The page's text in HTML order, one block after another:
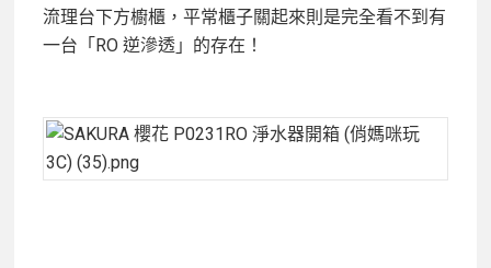
流理台下方櫥櫃，平常櫃子關起來則是完全看不到有
一台「RO 逆滲透」的存在！